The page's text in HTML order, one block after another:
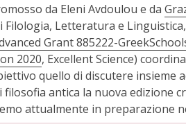
da Eleni Avdoulou e da
Filologia, Letteratura e
Grant 885222-
2020, Excellent Science)
quello di discutere insieme
antica la nuova edizione
attualmente in preparazione